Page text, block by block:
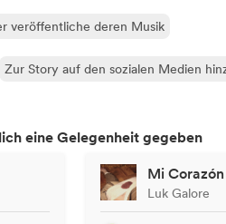
veröffentliche deren Musik
Zur Story auf den sozialen Medien
eine Gelegenheit gegeben
Mi
Luk Galore